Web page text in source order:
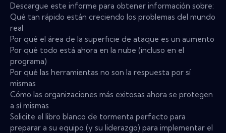
Descargue este informe para obtener información sobre:
Qué tan rápido están creciendo los problemas del mundo
real
Por qué el área de la superficie de ataque es un aumento
Por qué todo está ahora en la nube (incluso en el
programa)
Por qué las herramientas no son la respuesta por sí
mismas
Cómo las organizaciones más exitosas ahora se protegen
a sí mismas
Solicite el libro blanco de tormenta perfecto para
preparar a su equipo (y su liderazgo) para implementar el